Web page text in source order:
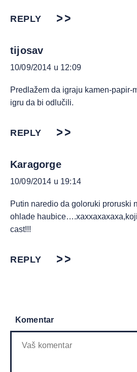
REPLY
tijosav
10/09/2014 u 12:09
Predlažem da igraju kamen-papir-
igru da bi odlučili.
REPLY
Karagorge
10/09/2014 u 19:14
Putin naredio da goloruki proruski
ohlade
cast!!!
REPLY
Komentar